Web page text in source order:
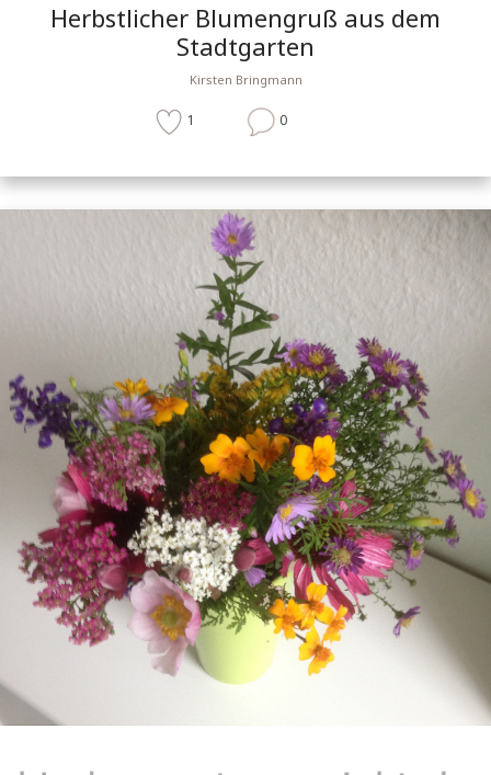
Herbstlicher Blumengruß aus dem
Stadtgarten
Kirsten Bringmann
1 0